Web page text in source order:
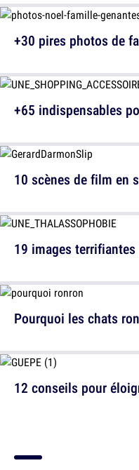
+65 indispensables
19 images
12 conseils pour
+30 pires photos de
10 scènes de film en
Pourquoi les chats